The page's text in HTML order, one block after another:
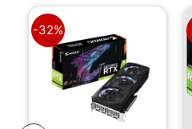
-32%